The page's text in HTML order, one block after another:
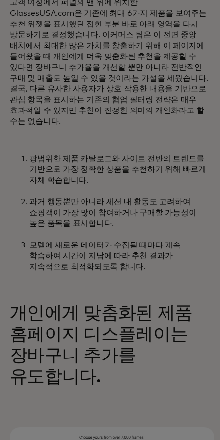
고객 여정에서 퍼널의 맨 위에 위치한
GlassesUSA.com은 기존에 최대 6가지 제품을 보여주는
추천 위젯을 표시했던 접힌 부분 바로 아래 영역을 다시
방문하기로 결정했습니다. 이커머스 팀은 이 전면 중앙
배치에서 최대한 많은 가치를 창출하기 위해 이 페이지에
들어왔을 때 개인에게 더욱 맞춤화된 추천을 제공할 수
있다면 장바구니 추가율을 개선할 뿐만 아니라 전반적인
구매 및 매출도 높일 수 있을 것이라는 가설을 세웠습니다.
결국, 다른 유사한 사용자가 상호 작용한 내용을 기반으로
관심 항목을 표시하는 기존의 협업 필터링 전략은 매우
효과적일 수 있지만 추천이 진정한 의미의 개인화라고 할
수는 없습니다.
광범위한 제품 카탈로그와 사이트 전반의 트렌드를
기반으로 가장 정확한 상품을 추천하기 위해 빠르게
자체 학습합니다.
과거 행동뿐만 아니라 세션 내 활동도 고려하여
쇼핑객이 가장 많이 참여하거나 구매할 가능성이
높은 품목을 표시합니다.
모델에 새로운 데이터가 수집될 때마다 계속
학습하여 시간이 지남에 따라 추천 결과가
지속적으로 최적화되도록 합니다.
개인에게 맞춤화된 제품
홈페이지 디스플레이는
장바구니 추가를
유도합니다.